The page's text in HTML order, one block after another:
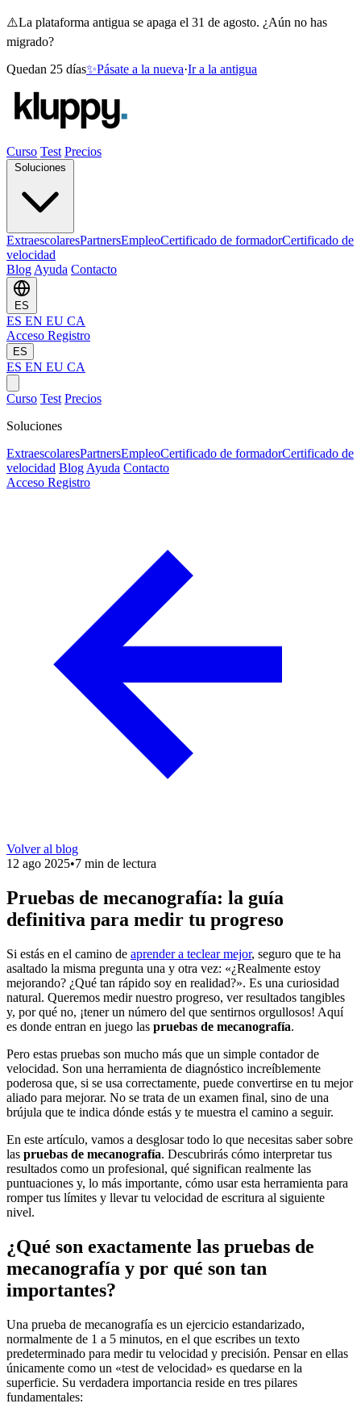
⚠️La plataforma antigua se apaga el 31 de agosto. ¿Aún no has
migrado?
Quedan 25 días✨Pásate a la nueva·Ir a la antigua
Curso Test Precios
ExtraescolaresPartnersEmpleoCertificado de formadorCertificado de
velocidad
Blog Ayuda Contacto
ES
ES EN EU CA
Acceso Registro
ES
ES EN EU CA
Curso Test Precios
Soluciones
ExtraescolaresPartnersEmpleoCertificado de formadorCertificado de
velocidad Blog Ayuda Contacto
Acceso Registro
Volver al blog
12 ago 2025•7 min de lectura
Pruebas de mecanografía: la guía
definitiva para medir tu progreso
Si estás en el camino de aprender a teclear mejor, seguro que te ha
asaltado la misma pregunta una y otra vez: «¿Realmente estoy
mejorando? ¿Qué tan rápido soy en realidad?». Es una curiosidad
natural. Queremos medir nuestro progreso, ver resultados tangibles
y, por qué no, ¡tener un número del que sentirnos orgullosos! Aquí
es donde entran en juego las pruebas de mecanografía.
Pero estas pruebas son mucho más que un simple contador de
velocidad. Son una herramienta de diagnóstico increíblemente
poderosa que, si se usa correctamente, puede convertirse en tu mejor
aliado para mejorar. No se trata de un examen final, sino de una
brújula que te indica dónde estás y te muestra el camino a seguir.
En este artículo, vamos a desglosar todo lo que necesitas saber sobre
las pruebas de mecanografía. Descubrirás cómo interpretar tus
resultados como un profesional, qué significan realmente las
puntuaciones y, lo más importante, cómo usar esta herramienta para
romper tus límites y llevar tu velocidad de escritura al siguiente
nivel.
¿Qué son exactamente las pruebas de
mecanografía y por qué son tan
importantes?
Una prueba de mecanografía es un ejercicio estandarizado,
normalmente de 1 a 5 minutos, en el que escribes un texto
predeterminado para medir tu velocidad y precisión. Pensar en ellas
únicamente como un «test de velocidad» es quedarse en la
superficie. Su verdadera importancia reside en tres pilares
fundamentales: